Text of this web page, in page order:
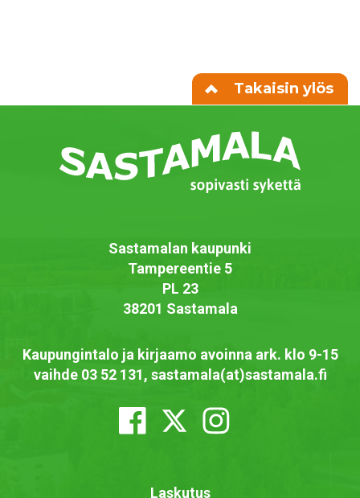
Takaisin ylös
Sastamalan kaupunki
Tampereentie 5
PL 23
38201 Sastamala
Kaupungintalo ja kirjaamo avoinna ark. klo 9-15
vaihde 03 52 131, sastamala(at)sastamala.fi
Laskutus